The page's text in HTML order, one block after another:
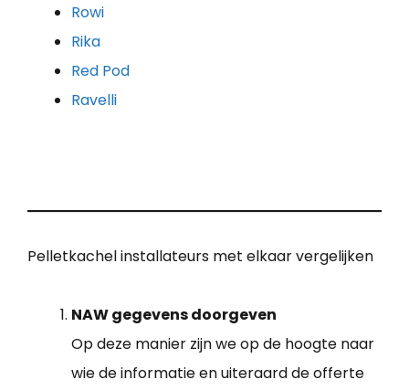
Rowi
Rika
Red Pod
Ravelli
Pelletkachel installateurs met elkaar vergelijken
NAW gegevens doorgeven
Op deze manier zijn we op de hoogte naar
wie de informatie en uiteraard de offerte